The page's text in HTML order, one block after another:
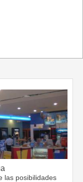
las posibilidades